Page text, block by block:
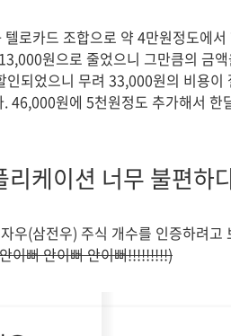
로카드 조합으로 약 4만원정도에
원으로 줄었으니 그만큼의 금
인되었으니 무려 33,000원의 비용
46,000원에 5천원정도 추가해서 한
케이션 너무 불편하
우(삼전우) 주식 개수를 인증하려
이뻐 안이뻐 안이뻐!!!!!!!!!)